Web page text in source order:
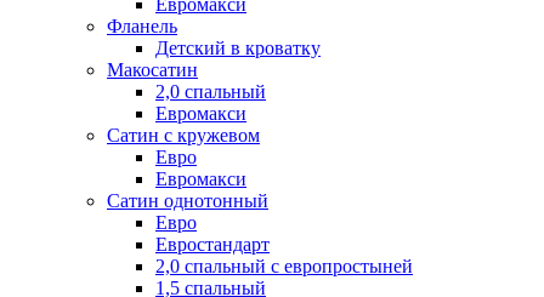
Евромакси
Фланель
Детский в кроватку
Макосатин
2,0 спальный
Евромакси
Сатин с кружевом
Евро
Евромакси
Сатин однотонный
Евро
Евростандарт
2,0 спальный с европростыней
1,5 спальный